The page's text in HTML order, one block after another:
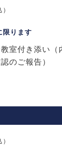
限ります
室付き添い（
のご報告）